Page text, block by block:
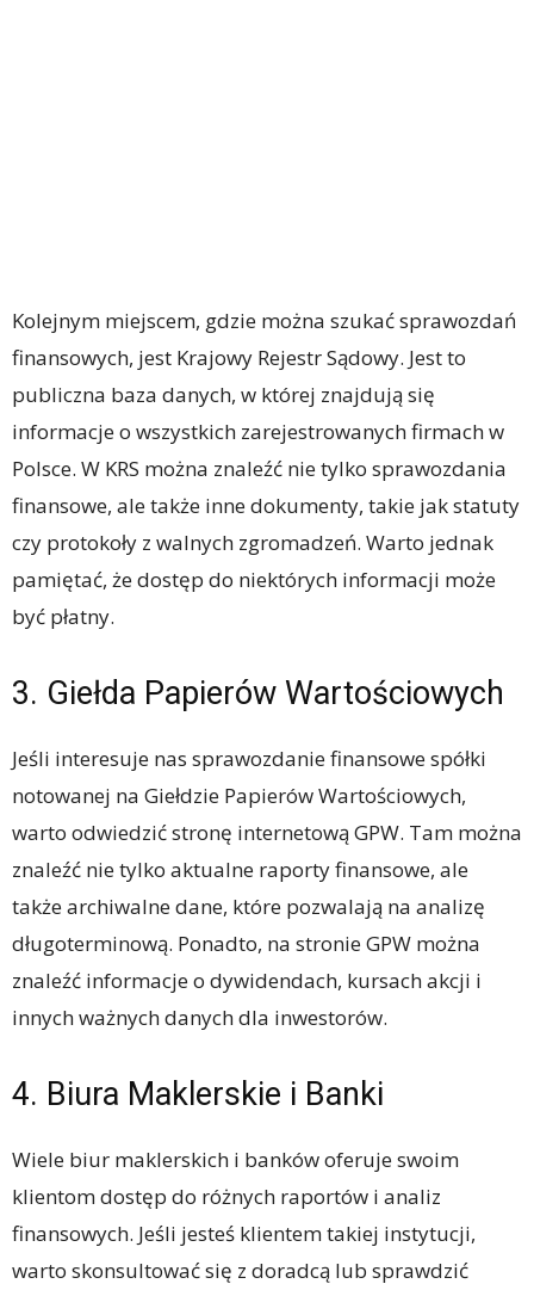
Kolejnym miejscem, gdzie można szukać sprawozdań
finansowych, jest Krajowy Rejestr Sądowy. Jest to
publiczna baza danych, w której znajdują się
informacje o wszystkich zarejestrowanych firmach w
Polsce. W KRS można znaleźć nie tylko sprawozdania
finansowe, ale także inne dokumenty, takie jak statuty
czy protokoły z walnych zgromadzeń. Warto jednak
pamiętać, że dostęp do niektórych informacji może
być płatny.
3. Giełda Papierów Wartościowych
Jeśli interesuje nas sprawozdanie finansowe spółki
notowanej na Giełdzie Papierów Wartościowych,
warto odwiedzić stronę internetową GPW. Tam można
znaleźć nie tylko aktualne raporty finansowe, ale
także archiwalne dane, które pozwalają na analizę
długoterminową. Ponadto, na stronie GPW można
znaleźć informacje o dywidendach, kursach akcji i
innych ważnych danych dla inwestorów.
4. Biura Maklerskie i Banki
Wiele biur maklerskich i banków oferuje swoim
klientom dostęp do różnych raportów i analiz
finansowych. Jeśli jesteś klientem takiej instytucji,
warto skonsultować się z doradcą lub sprawdzić